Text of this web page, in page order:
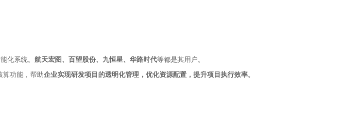
化系统。 航天宏图、 百望股份、九恒星、华路时代等都是其用户。
算功能，帮助企业实现研发项目的透明化管理，优化资源配置，提升项目执行效率。